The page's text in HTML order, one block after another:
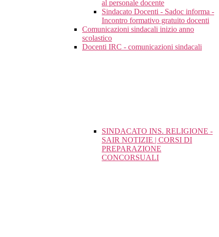
al personale docente
Sindacato Docenti - Sadoc informa -
Incontro formativo gratuito docenti
Comunicazioni sindacali inizio anno
scolastico
Docenti IRC - comunicazioni sindacali
SINDACATO INS. RELIGIONE -
SAIR NOTIZIE | CORSI DI
PREPARAZIONE
CONCORSUALI